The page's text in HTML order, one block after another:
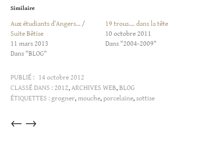
Similaire
Aux étudiants d’Angers… /
Suite Bêtise
11 mars 2013
Dans "BLOG"
19 trous…. dans la tête
10 octobre 2011
Dans "2004-2009"
PUBLIÉ : 14 octobre 2012
CLASSÉ DANS : 2012,ARCHIVES WEB,BLOG
ÉTIQUETTES :grogner,mouche,porcelaine,sottise
Articles
→
←